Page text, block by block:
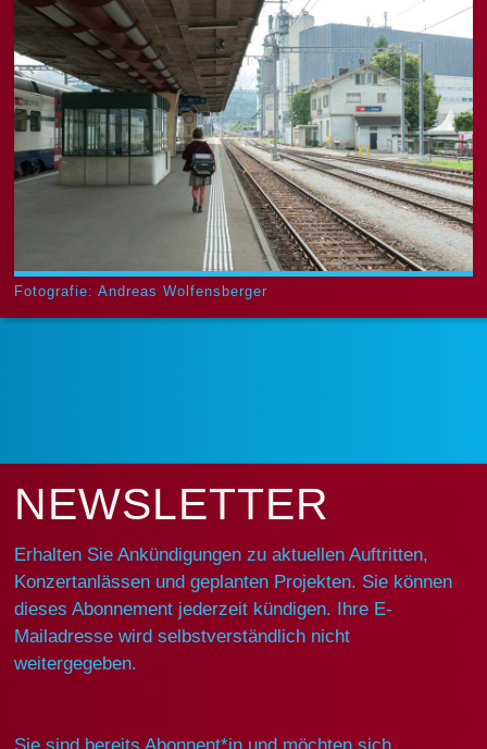
Fotografie: Andreas Wolfensberger
NEWS­LETTER
Erhalten Sie Ankündigungen zu aktuellen Auftritten,
Konzertanlässen und geplanten Projekten. Sie können
dieses Abonnement jederzeit kündigen. Ihre E-
Mailadresse wird selbstverständlich nicht
weitergegeben.